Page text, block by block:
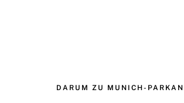
DARUM ZU MUNICH-